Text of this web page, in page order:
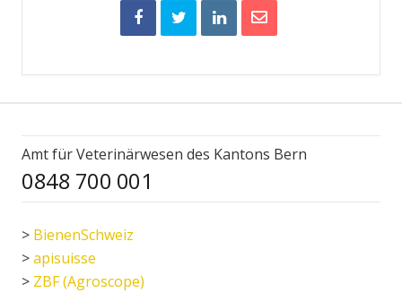
Amt für Veterinärwesen des Kantons Bern
0848 700 001
> BienenSchweiz
>apisuisse
> ZBF (Agroscope)